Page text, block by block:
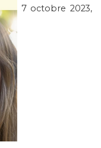
7 octobre 2023,